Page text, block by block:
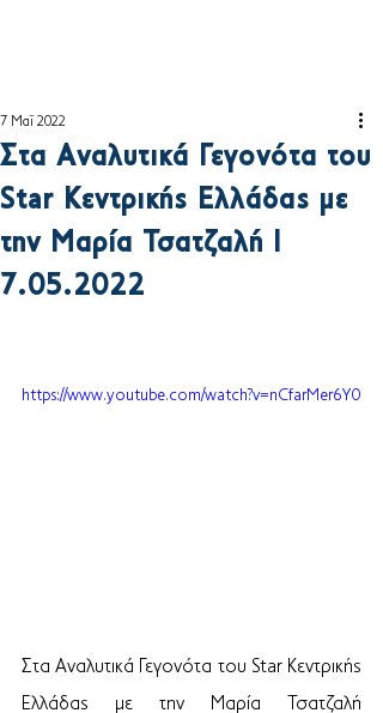
Στα Αναλυτικά Γεγονότα του
Star Κεντρικής Ελλάδας με
την Μαρία Τσατζαλή I
7.05.2022
7 Μαΐ 2022
https://www.youtube.com/watch?v=nCfarMer6Y0
Στα Αναλυτικά Γεγονότα του Star Κεντρικής
Ελλάδας με την Μαρία Τσατζαλή